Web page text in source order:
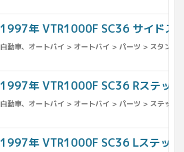
1997年 VTR1000F SC36 サイドス
自動車、オートバイ > オートバイ > パーツ > スタンド
1997年 VTR1000F SC36 Rステッ
自動車、オートバイ > オートバイ > パーツ > ステップ
1997年 VTR1000F SC36 Lステッ